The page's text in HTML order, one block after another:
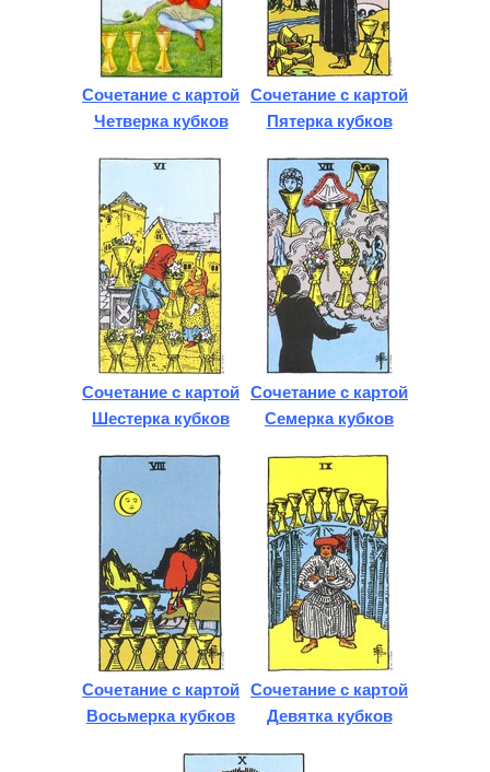
Сочетание с картой
Четверка кубков
Сочетание с картой
Пятерка кубков
Сочетание с картой
Шестерка кубков
Сочетание с картой
Семерка кубков
Сочетание с картой
Восьмерка кубков
Сочетание с картой
Девятка кубков